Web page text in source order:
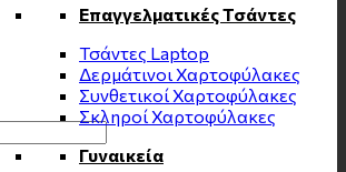
Επαγγελματικές Τσάντες
Τσάντες Laptop
Δερμάτινοι Χαρτοφύλακες
Συνθετικοί Χαρτοφύλακες
Σκληροί Χαρτοφύλακες
Γυναικεία